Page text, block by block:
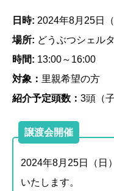
日時: 2024年8月25日（
場所: どうぶつシェル
時間: 13:00～16:00
対象： 里親希望の方
紹介予定頭数： 3頭（子
譲渡会開催
2024年8月25日（日
いたします。